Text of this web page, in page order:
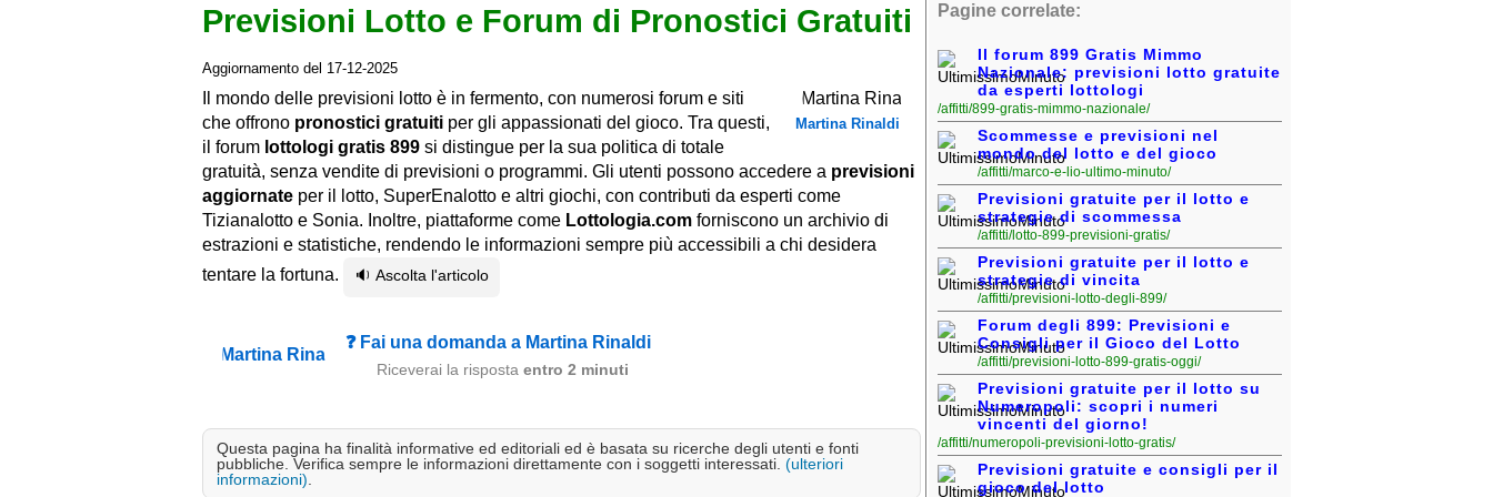
Previsioni Lotto e Forum di Pronostici Gratuiti
Aggiornamento del 17-12-2025
Martina Rinaldi
Il mondo delle previsioni lotto è in fermento, con numerosi forum e siti
che offrono pronostici gratuiti per gli appassionati del gioco. Tra questi,
il forum lottologi gratis 899 si distingue per la sua politica di totale
gratuità, senza vendite di previsioni o programmi. Gli utenti possono accedere a previsioni
aggiornate per il lotto, SuperEnalotto e altri giochi, con contributi da esperti come
Tizianalotto e Sonia. Inoltre, piattaforme come Lottologia.com forniscono un archivio di
estrazioni e statistiche, rendendo le informazioni sempre più accessibili a chi desidera
tentare la fortuna.
🔉 Ascolta l'articolo
❓ Fai una domanda a Martina Rinaldi
Riceverai la risposta entro 2 minuti
Questa pagina ha finalità informative ed editoriali ed è basata su ricerche degli utenti e fonti
pubbliche. Verifica sempre le informazioni direttamente con i soggetti interessati. (ulteriori
informazioni)
Pagine correlate:
Il forum 899 Gratis Mimmo
Nazionale: previsioni lotto gratuite
da esperti lottologi
/affitti/899-gratis-mimmo-nazionale/
Scommesse e previsioni nel
mondo del lotto e del gioco
/affitti/marco-e-lio-ultimo-minuto/
Previsioni gratuite per il lotto e
strategie di scommessa
/affitti/lotto-899-previsioni-gratis/
Previsioni gratuite per il lotto e
strategie di vincita
/affitti/previsioni-lotto-degli-899/
Forum degli 899: Previsioni e
Consigli per il Gioco del Lotto
/affitti/previsioni-lotto-899-gratis-oggi/
Previsioni gratuite per il lotto su
Numeropoli: scopri i numeri
vincenti del giorno!
/affitti/numeropoli-previsioni-lotto-gratis/
Previsioni gratuite e consigli per il
gioco del lotto